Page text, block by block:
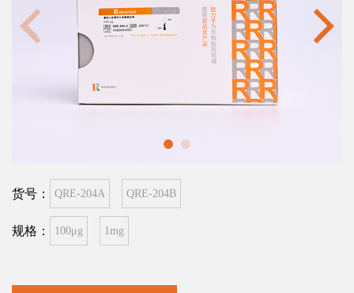
货号： QRE-204A QRE-204B
规格： 100μg 1mg